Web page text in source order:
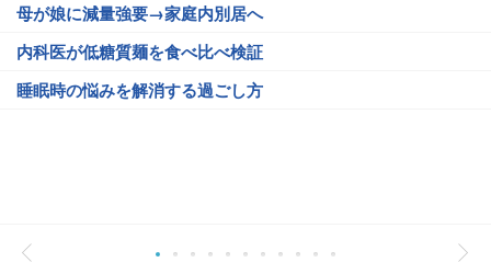
母が娘に減量強要→家庭内別居へ
内科医が低糖質麺を食べ比べ検証
睡眠時の悩みを解消する過ごし方